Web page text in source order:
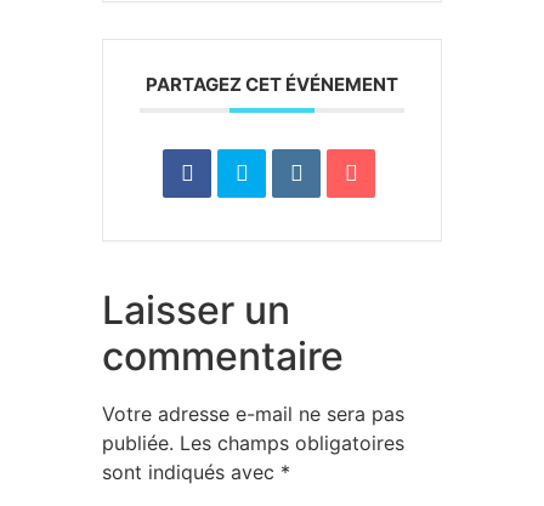
PARTAGEZ CET ÉVÉNEMENT
Laisser un
commentaire
Votre adresse e-mail ne sera pas
publiée. Les champs obligatoires
sont indiqués avec *